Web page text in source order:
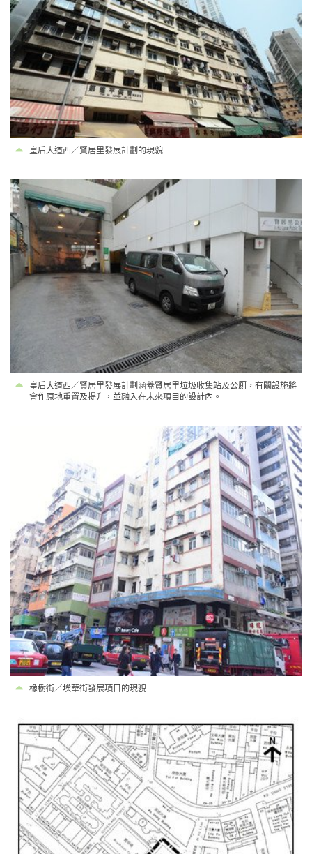
皇后大道西／賢居里發展計劃的現貌
皇后大道西／賢居里發展計劃涵蓋賢居里垃圾收集站及公厠，有關設施將
會作原地重置及提升，並融入在未來項目的設計內。
橡樹街／埃華街發展項目的現貌